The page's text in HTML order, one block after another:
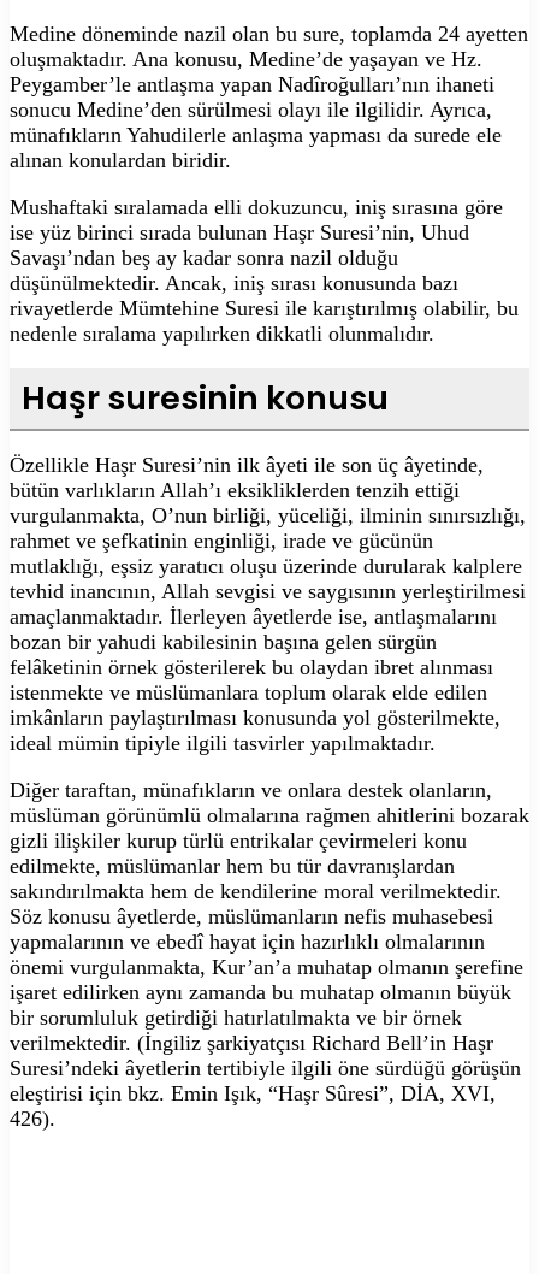
Medine döneminde nazil olan bu sure, toplamda 24 ayetten
oluşmaktadır. Ana konusu, Medine’de yaşayan ve Hz.
Peygamber’le antlaşma yapan Nadîroğulları’nın ihaneti
sonucu Medine’den sürülmesi olayı ile ilgilidir. Ayrıca,
münafıkların Yahudilerle anlaşma yapması da surede ele
alınan konulardan biridir.
Mushaftaki sıralamada elli dokuzuncu, iniş sırasına göre
ise yüz birinci sırada bulunan Haşr Suresi’nin, Uhud
Savaşı’ndan beş ay kadar sonra nazil olduğu
düşünülmektedir. Ancak, iniş sırası konusunda bazı
rivayetlerde Mümtehine Suresi ile karıştırılmış olabilir, bu
nedenle sıralama yapılırken dikkatli olunmalıdır.
Haşr suresinin konusu
Özellikle Haşr Suresi’nin ilk âyeti ile son üç âyetinde,
bütün varlıkların Allah’ı eksikliklerden tenzih ettiği
vurgulanmakta, O’nun birliği, yüceliği, ilminin sınırsızlığı,
rahmet ve şefkatinin enginliği, irade ve gücünün
mutlaklığı, eşsiz yaratıcı oluşu üzerinde durularak kalplere
tevhid inancının, Allah sevgisi ve saygısının yerleştirilmesi
amaçlanmaktadır. İlerleyen âyetlerde ise, antlaşmalarını
bozan bir yahudi kabilesinin başına gelen sürgün
felâketinin örnek gösterilerek bu olaydan ibret alınması
istenmekte ve müslümanlara toplum olarak elde edilen
imkânların paylaştırılması konusunda yol gösterilmekte,
ideal mümin tipiyle ilgili tasvirler yapılmaktadır.
Diğer taraftan, münafıkların ve onlara destek olanların,
müslüman görünümlü olmalarına rağmen ahitlerini bozarak
gizli ilişkiler kurup türlü entrikalar çevirmeleri konu
edilmekte, müslümanlar hem bu tür davranışlardan
sakındırılmakta hem de kendilerine moral verilmektedir.
Söz konusu âyetlerde, müslümanların nefis muhasebesi
yapmalarının ve ebedî hayat için hazırlıklı olmalarının
önemi vurgulanmakta, Kur’an’a muhatap olmanın şerefine
işaret edilirken aynı zamanda bu muhatap olmanın büyük
bir sorumluluk getirdiği hatırlatılmakta ve bir örnek
verilmektedir. (İngiliz şarkiyatçısı Richard Bell’in Haşr
Suresi’ndeki âyetlerin tertibiyle ilgili öne sürdüğü görüşün
eleştirisi için bkz. Emin Işık, “Haşr Sûresi”, DİA, XVI,
426).